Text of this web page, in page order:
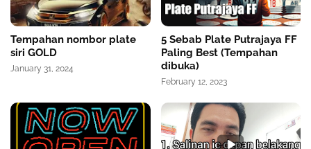
Tempahan nombor plate
siri GOLD
January 31, 2024
5 Sebab Plate Putrajaya FF
Paling Best (Tempahan
dibuka)
February 12, 2023